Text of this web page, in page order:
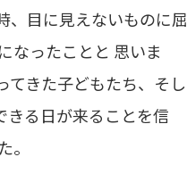
、目に見えないものに屈
なったことと 思いま
てきた子どもたち、そし
きる日が来ることを信
た。